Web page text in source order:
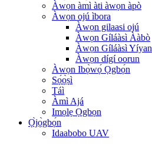
Àwọn àmì àti àwọn àpò
Àwọn ojú ìbora
Àwọn gilaasi ojú
Àwọn Gíláàsì Ààbò
Àwọn Gíláàsì Yíyan
Àwọn dígí oorun
Àwọn Ibọ̀wọ́ Ọgbọ́n
Sọ́ọ̀ṣì
Táì
Àmì Ajá
Imọlẹ Ọgbọn
Ọ̀jọ̀gbọ́n
Idaabobo UAV